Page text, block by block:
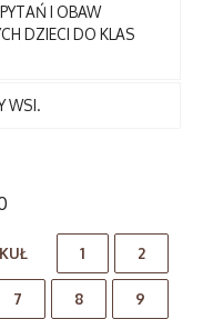
I OBAW
DZIECI DO KLAS
WSI.
1 2
7 8 9